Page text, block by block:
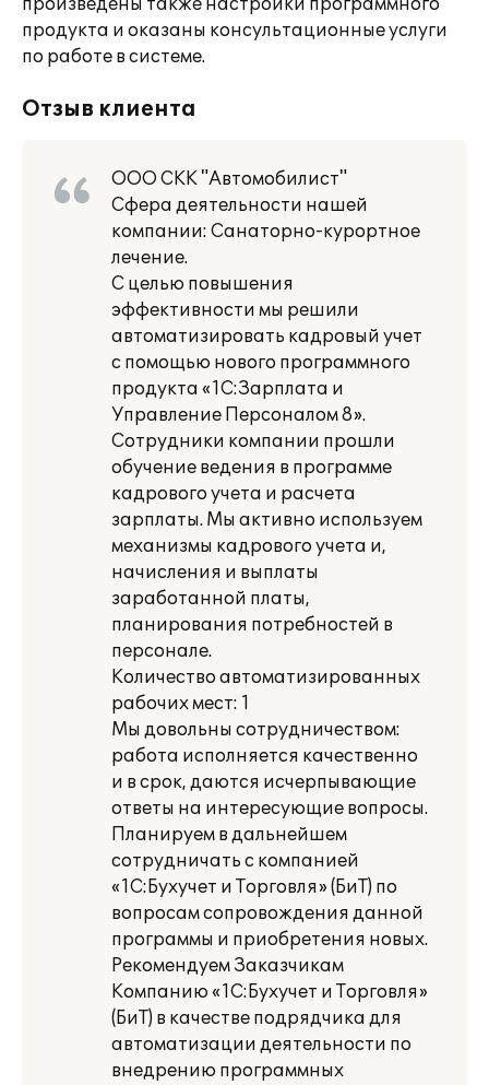
произведены также настройки программного
продукта и оказаны консультационные услуги
по работе в системе.
Отзыв клиента
ООО СКК "Автомобилист"
Сфера деятельности нашей
компании: Санаторно-курортное
лечение.
С целью повышения
эффективности мы решили
автоматизировать кадровый учет
с помощью нового программного
продукта «1С:Зарплата и
Управление Персоналом 8».
Сотрудники компании прошли
обучение ведения в программе
кадрового учета и расчета
зарплаты. Мы активно используем
механизмы кадрового учета и,
начисления и выплаты
заработанной платы,
планирования потребностей в
персонале.
Количество автоматизированных
рабочих мест: 1
Мы довольны сотрудничеством:
работа исполняется качественно
и в срок, даются исчерпывающие
ответы на интересующие вопросы.
Планируем в дальнейшем
сотрудничать с компанией
«1С:Бухучет и Торговля» (БиТ) по
вопросам сопровождения данной
программы и приобретения новых.
Рекомендуем Заказчикам
Компанию «1С:Бухучет и Торговля»
(БиТ) в качестве подрядчика для
автоматизации деятельности по
внедрению программных